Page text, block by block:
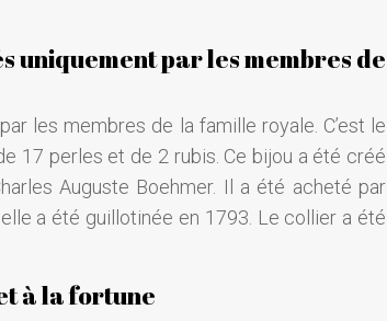
uniquement par les membres de
les membres de la famille royale. C’est le
17 perles et de 2 rubis. Ce bijou a été créé
Auguste Boehmer. Il a été acheté par
a été guillotinée en 1793. Le collier a été
à la fortune